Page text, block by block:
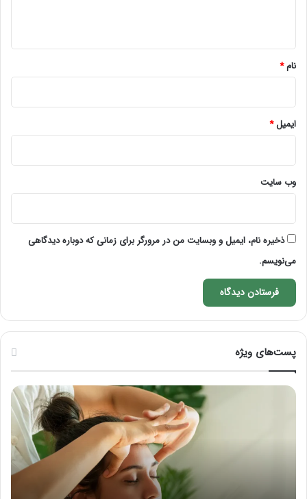
نام*
ایمیل*
وب‌ سایت
ذخیره نام، ایمیل و وبسایت من در مرورگر برای زمانی که دوباره دیدگاهی
می‌نویسم.
پست‌های ویژه
ماساژ
از